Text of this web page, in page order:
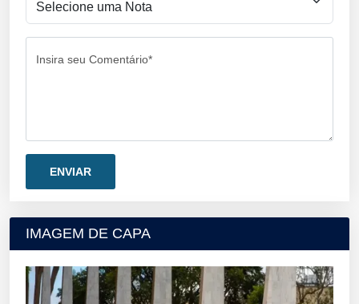
Insira seu Comentário*
IMAGEM DE CAPA